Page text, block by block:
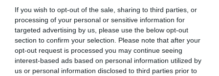
If you wish to opt-out of the sale, sharing to third parties, or
processing of your personal or sensitive information for
targeted advertising by us, please use the below opt-out
section to confirm your selection. Please note that after your
opt-out request is processed you may continue seeing
interest-based ads based on personal information utilized by
us or personal information disclosed to third parties prior to